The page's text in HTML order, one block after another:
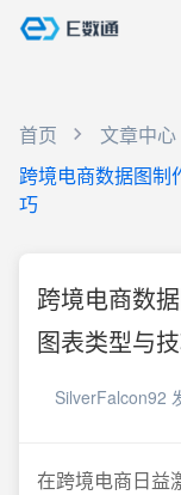
首页
文章中心
跨境电商数据图制
巧
跨境电商数
图表类型与
SilverFalcon92
在跨境电商日益